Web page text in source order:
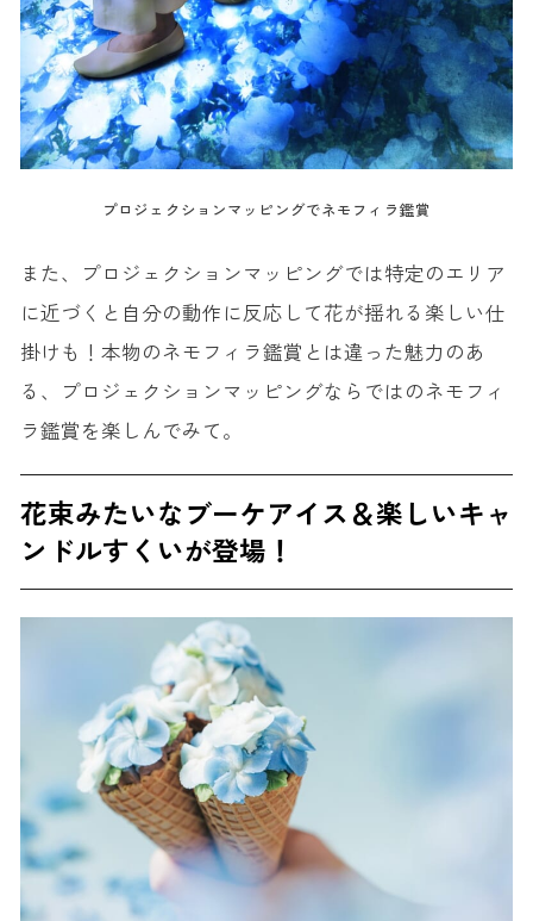
プロジェクションマッピングでネモフィラ鑑賞
また、プロジェクションマッピングでは特定のエリア
に近づくと自分の動作に反応して花が揺れる楽しい仕
掛けも！本物のネモフィラ鑑賞とは違った魅力のあ
る、プロジェクションマッピングならではのネモフィ
ラ鑑賞を楽しんでみて。
花束みたいなブーケアイス＆楽しいキャ
ンドルすくいが登場！